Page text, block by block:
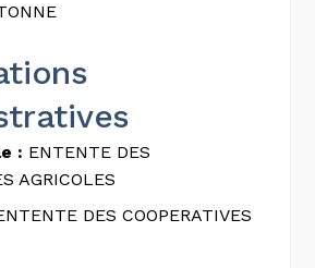
: ENTENTE DES
AGRICOLES
DES COOPERATIVES